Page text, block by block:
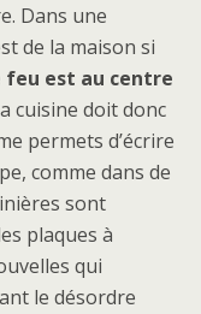
Dans une
de la maison si
feu est au centre
cuisine doit donc
permets d’écrire
comme dans de
sont
plaques à
qui
le désordre